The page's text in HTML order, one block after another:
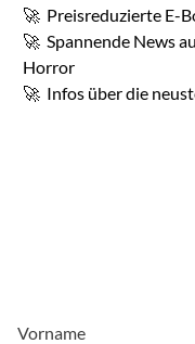
🚀 Preisreduzierte E-
🚀 Spannende News
Horror
🚀 Infos über die
Vorname